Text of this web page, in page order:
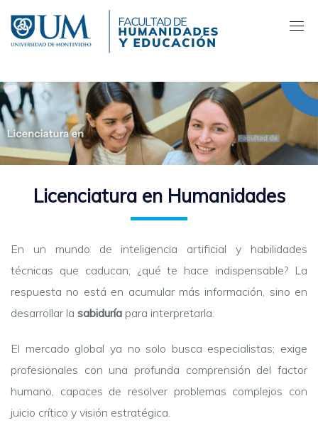
contenido
principal
Licenciatura en Humanidades
En un mundo de inteligencia artificial y habilidades
técnicas que caducan, ¿qué te hace indispensable? La
respuesta no está en acumular más información, sino en
desarrollar la sabiduría para interpretarla.
El mercado global ya no solo busca especialistas; exige
profesionales con una profunda comprensión del factor
humano, capaces de resolver problemas complejos con
juicio crítico y visión estratégica.